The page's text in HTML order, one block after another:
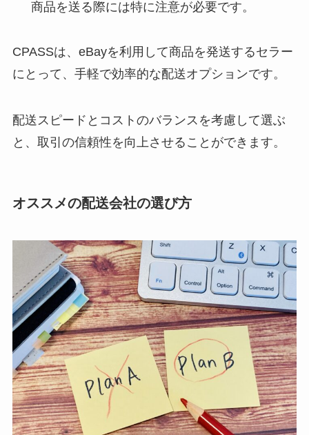
商品を送る際には特に注意が必要です。
CPASSは、eBayを利用して商品を発送するセラー
にとって、手軽で効率的な配送オプションです。
配送スピードとコストのバランスを考慮して選ぶ
と、取引の信頼性を向上させることができます。
オススメの配送会社の選び方